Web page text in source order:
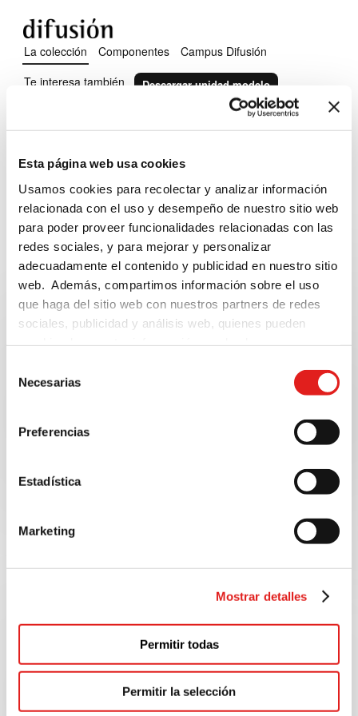
Esta página web usa cookies
Usamos cookies para recolectar y analizar información
relacionada con el uso y desempeño de nuestro sitio web
para poder proveer funcionalidades relacionadas con las
redes sociales, y para mejorar y personalizar
adecuadamente el contenido y publicidad en nuestro sitio
web. Además, compartimos información sobre el uso
que haga del sitio web con nuestros partners de redes
sociales, publicidad y análisis web, quienes pueden
que haya hecho de sus servicios.
Necesarias
Preferencias
Estadística
Marketing
Mostrar detalles
Permitir todas
Permitir la selección
La colección Componentes
Campus Difusión
Te interesa también
Descargar unidad modelo
Lola y Leo
El curso para aprender jugando y conviviendo
Puntos fuertes arrow_forward
Niveles A1.1 A1.2 A2.1
Segmento Niños
Cómo son las unidades arrow_forward